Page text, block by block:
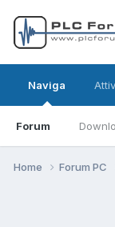
Naviga
Forum
Home Forum PC